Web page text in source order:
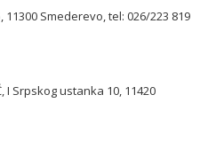
11300 Smederevo, tel: 026/223 819
I Srpskog ustanka 10, 11420